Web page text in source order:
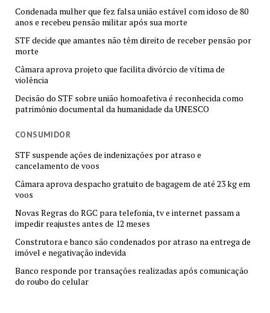
Condenada mulher que fez falsa união estável com idoso de 80
anos e recebeu pensão militar após sua morte
STF decide que amantes não têm direito de receber pensão por
morte
Câmara aprova projeto que facilita divórcio de vítima de
violência
Decisão do STF sobre união homoafetiva é reconhecida como
patrimônio documental da humanidade da UNESCO
CONSUMIDOR
STF suspende ações de indenizações por atraso e
cancelamento de voos
Câmara aprova despacho gratuito de bagagem de até 23 kg em
voos
Novas Regras do RGC para telefonia, tv e internet passam a
impedir reajustes antes de 12 meses
Construtora e banco são condenados por atraso na entrega de
imóvel e negativação indevida
Banco responde por transações realizadas após comunicação
do roubo do celular